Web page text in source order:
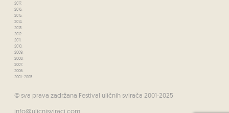
2017.
2016.
2015.
2014.
2013.
2012.
2011.
2010.
2009.
2008.
2007.
2006.
2001–2005.
© sva prava zadržana Festival uličnih svirača 2001-2025
info@ulicnisviraci.com